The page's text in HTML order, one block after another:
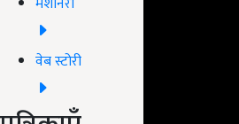
वेब स्टोरी